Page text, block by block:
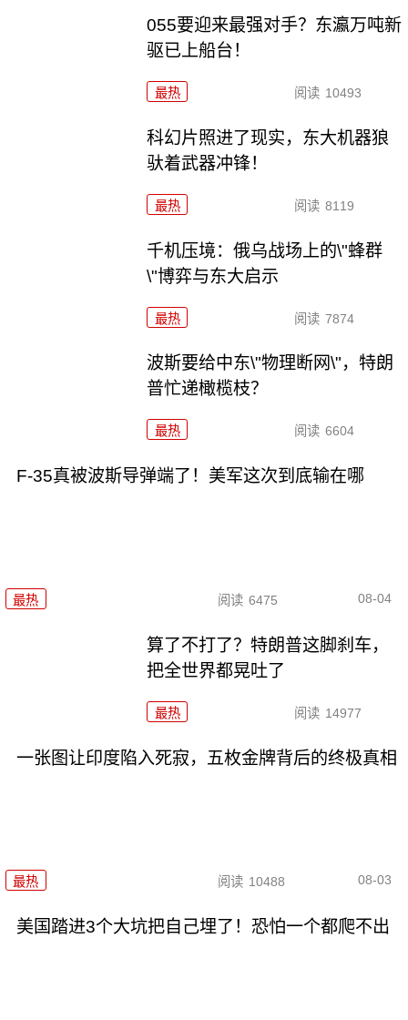
055要迎来最强对手？东瀛万吨新
驱已上船台！
最热 阅读 10493
科幻片照进了现实，东大机器狼
驮着武器冲锋！
最热 阅读 8119
千机压境：俄乌战场上的\"蜂群
\"博弈与东大启示
最热 阅读 7874
波斯要给中东\"物理断网\"，特朗
普忙递橄榄枝？
最热 阅读 6604
F-35真被波斯导弹端了！美军这次到底输在哪
最热 阅读 6475 08-04
算了不打了？特朗普这脚刹车，
把全世界都晃吐了
最热 阅读 14977
一张图让印度陷入死寂，五枚金牌背后的终极真相
最热 阅读 10488 08-03
美国踏进3个大坑把自己埋了！恐怕一个都爬不出